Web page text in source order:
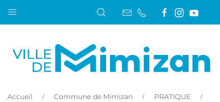
Accueil Commune de Mimizan
PRATIQUE